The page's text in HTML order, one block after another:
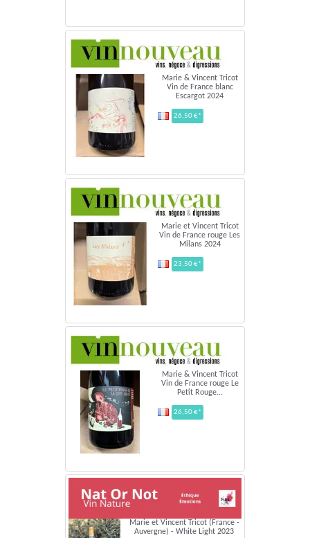
Marie & Vincent Tricot
Vin de France blanc
Escargot 2024
26,50 €*
Marie et Vincent Tricot
Vin de France rouge Les
Milans 2024
23,50 €*
Marie & Vincent Tricot
Vin de France rouge Le
Petit Rouge...
26,50 €*
Marie et Vincent Tricot (France -
Auvergne) - White Light 2023